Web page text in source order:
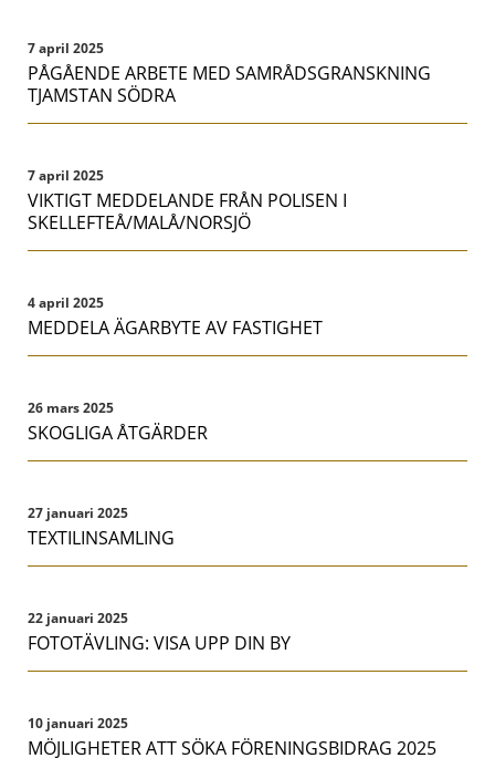
7 april 2025
PÅGÅENDE ARBETE MED SAMRÅDSGRANSKNING
TJAMSTAN SÖDRA
7 april 2025
VIKTIGT MEDDELANDE FRÅN POLISEN I
SKELLEFTEÅ/MALÅ/NORSJÖ
4 april 2025
MEDDELA ÄGARBYTE AV FASTIGHET
26 mars 2025
SKOGLIGA ÅTGÄRDER
27 januari 2025
TEXTILINSAMLING
22 januari 2025
FOTOTÄVLING: VISA UPP DIN BY
10 januari 2025
MÖJLIGHETER ATT SÖKA FÖRENINGSBIDRAG 2025